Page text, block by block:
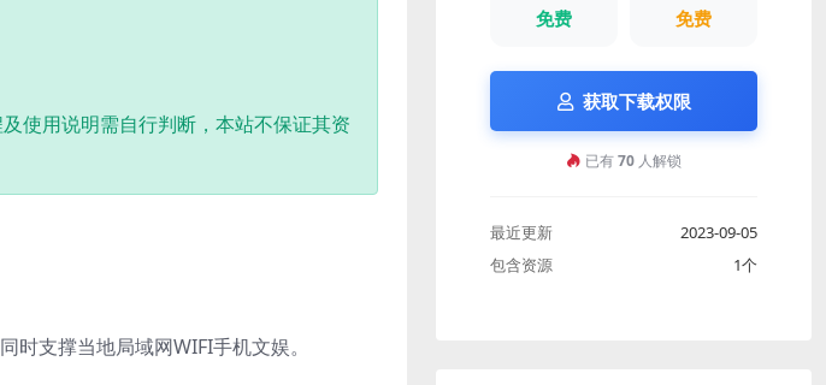
使用说明需自行判断，本站不保证其资
支撑当地局域网WIFI手机文娱。
免费 免费
获取下载权限
已有70人解锁
最近更新
2023-09-05
包含资源
1个